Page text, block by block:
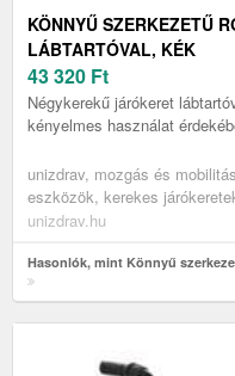
KÖNNYŰ SZERKEZETŰ
LÁBTARTÓVAL, KÉK
43 320 Ft
Négykerekű járókeret
kényelmes használat
unizdrav, mozgás és
eszközök, kerekes
unizdrav.hu
Hasonlók, mint Könnyű